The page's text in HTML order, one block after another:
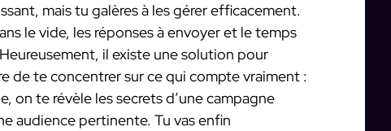
mais tu galères à les gérer efficacement.
le vide, les réponses à envoyer et le temps
il existe une solution pour
de te concentrer sur ce qui compte vraiment :
on te révèle les secrets d’une campagne
audience pertinente. Tu vas enfin